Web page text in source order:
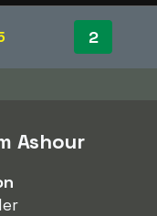
2
Ashour